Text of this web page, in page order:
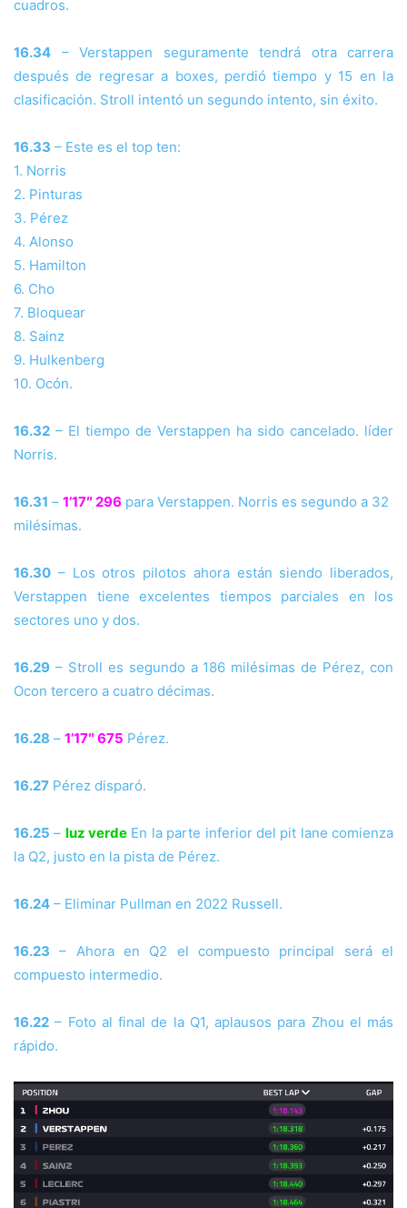
cuadros.
16.34 – Verstappen seguramente tendrá otra carrera
después de regresar a boxes, perdió tiempo y 15 en la
clasificación. Stroll intentó un segundo intento, sin éxito.
16.33 – Este es el top ten:
1. Norris
2. Pinturas
3. Pérez
4. Alonso
5. Hamilton
6. Cho
7. Bloquear
8. Sainz
9. Hulkenberg
10. Ocón.
16.32 – El tiempo de Verstappen ha sido cancelado. líder
Norris.
16.31 – 1’17″ 296 para Verstappen. Norris es segundo a 32
milésimas.
16.30 – Los otros pilotos ahora están siendo liberados,
Verstappen tiene excelentes tiempos parciales en los
sectores uno y dos.
16.29 – Stroll es segundo a 186 milésimas de Pérez, con
Ocon tercero a cuatro décimas.
16.28 – 1’17″ 675 Pérez.
16.27 Pérez disparó.
16.25 – luz verde En la parte inferior del pit lane comienza
la Q2, justo en la pista de Pérez.
16.24 – Eliminar Pullman en 2022 Russell.
16.23 – Ahora en Q2 el compuesto principal será el
compuesto intermedio.
16.22 – Foto al final de la Q1, aplausos para Zhou el más
rápido.